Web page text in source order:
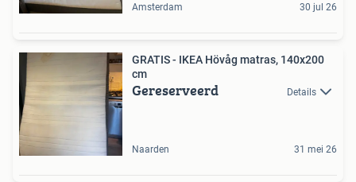
Amsterdam 30 jul 26
GRATIS - IKEA Hövåg matras, 140x200
cm
Gereserveerd Details
Naarden 31 mei 26